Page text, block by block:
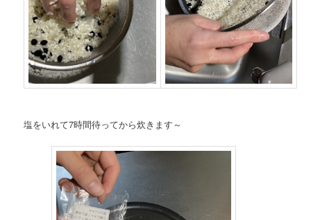
塩をいれて7時間待ってから炊きます～